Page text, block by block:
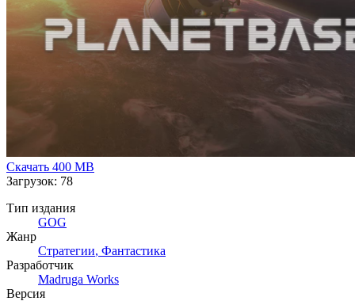
Скачать 400 MB
Загрузок: 78
Тип издания
GOG
Жанр
Стратегии, Фантастика
Разработчик
Madruga Works
Версия